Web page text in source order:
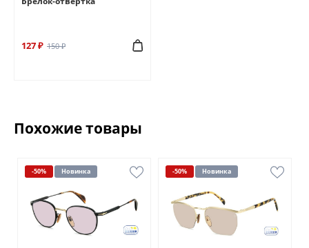
127 ₽ 150 ₽
Похожие товары
-50% Новинка -50% Новинка